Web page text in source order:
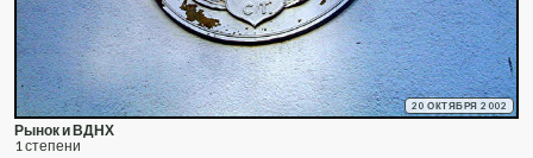
20 ОКТЯБРЯ 2002
Рынок и ВДНХ
1 степени